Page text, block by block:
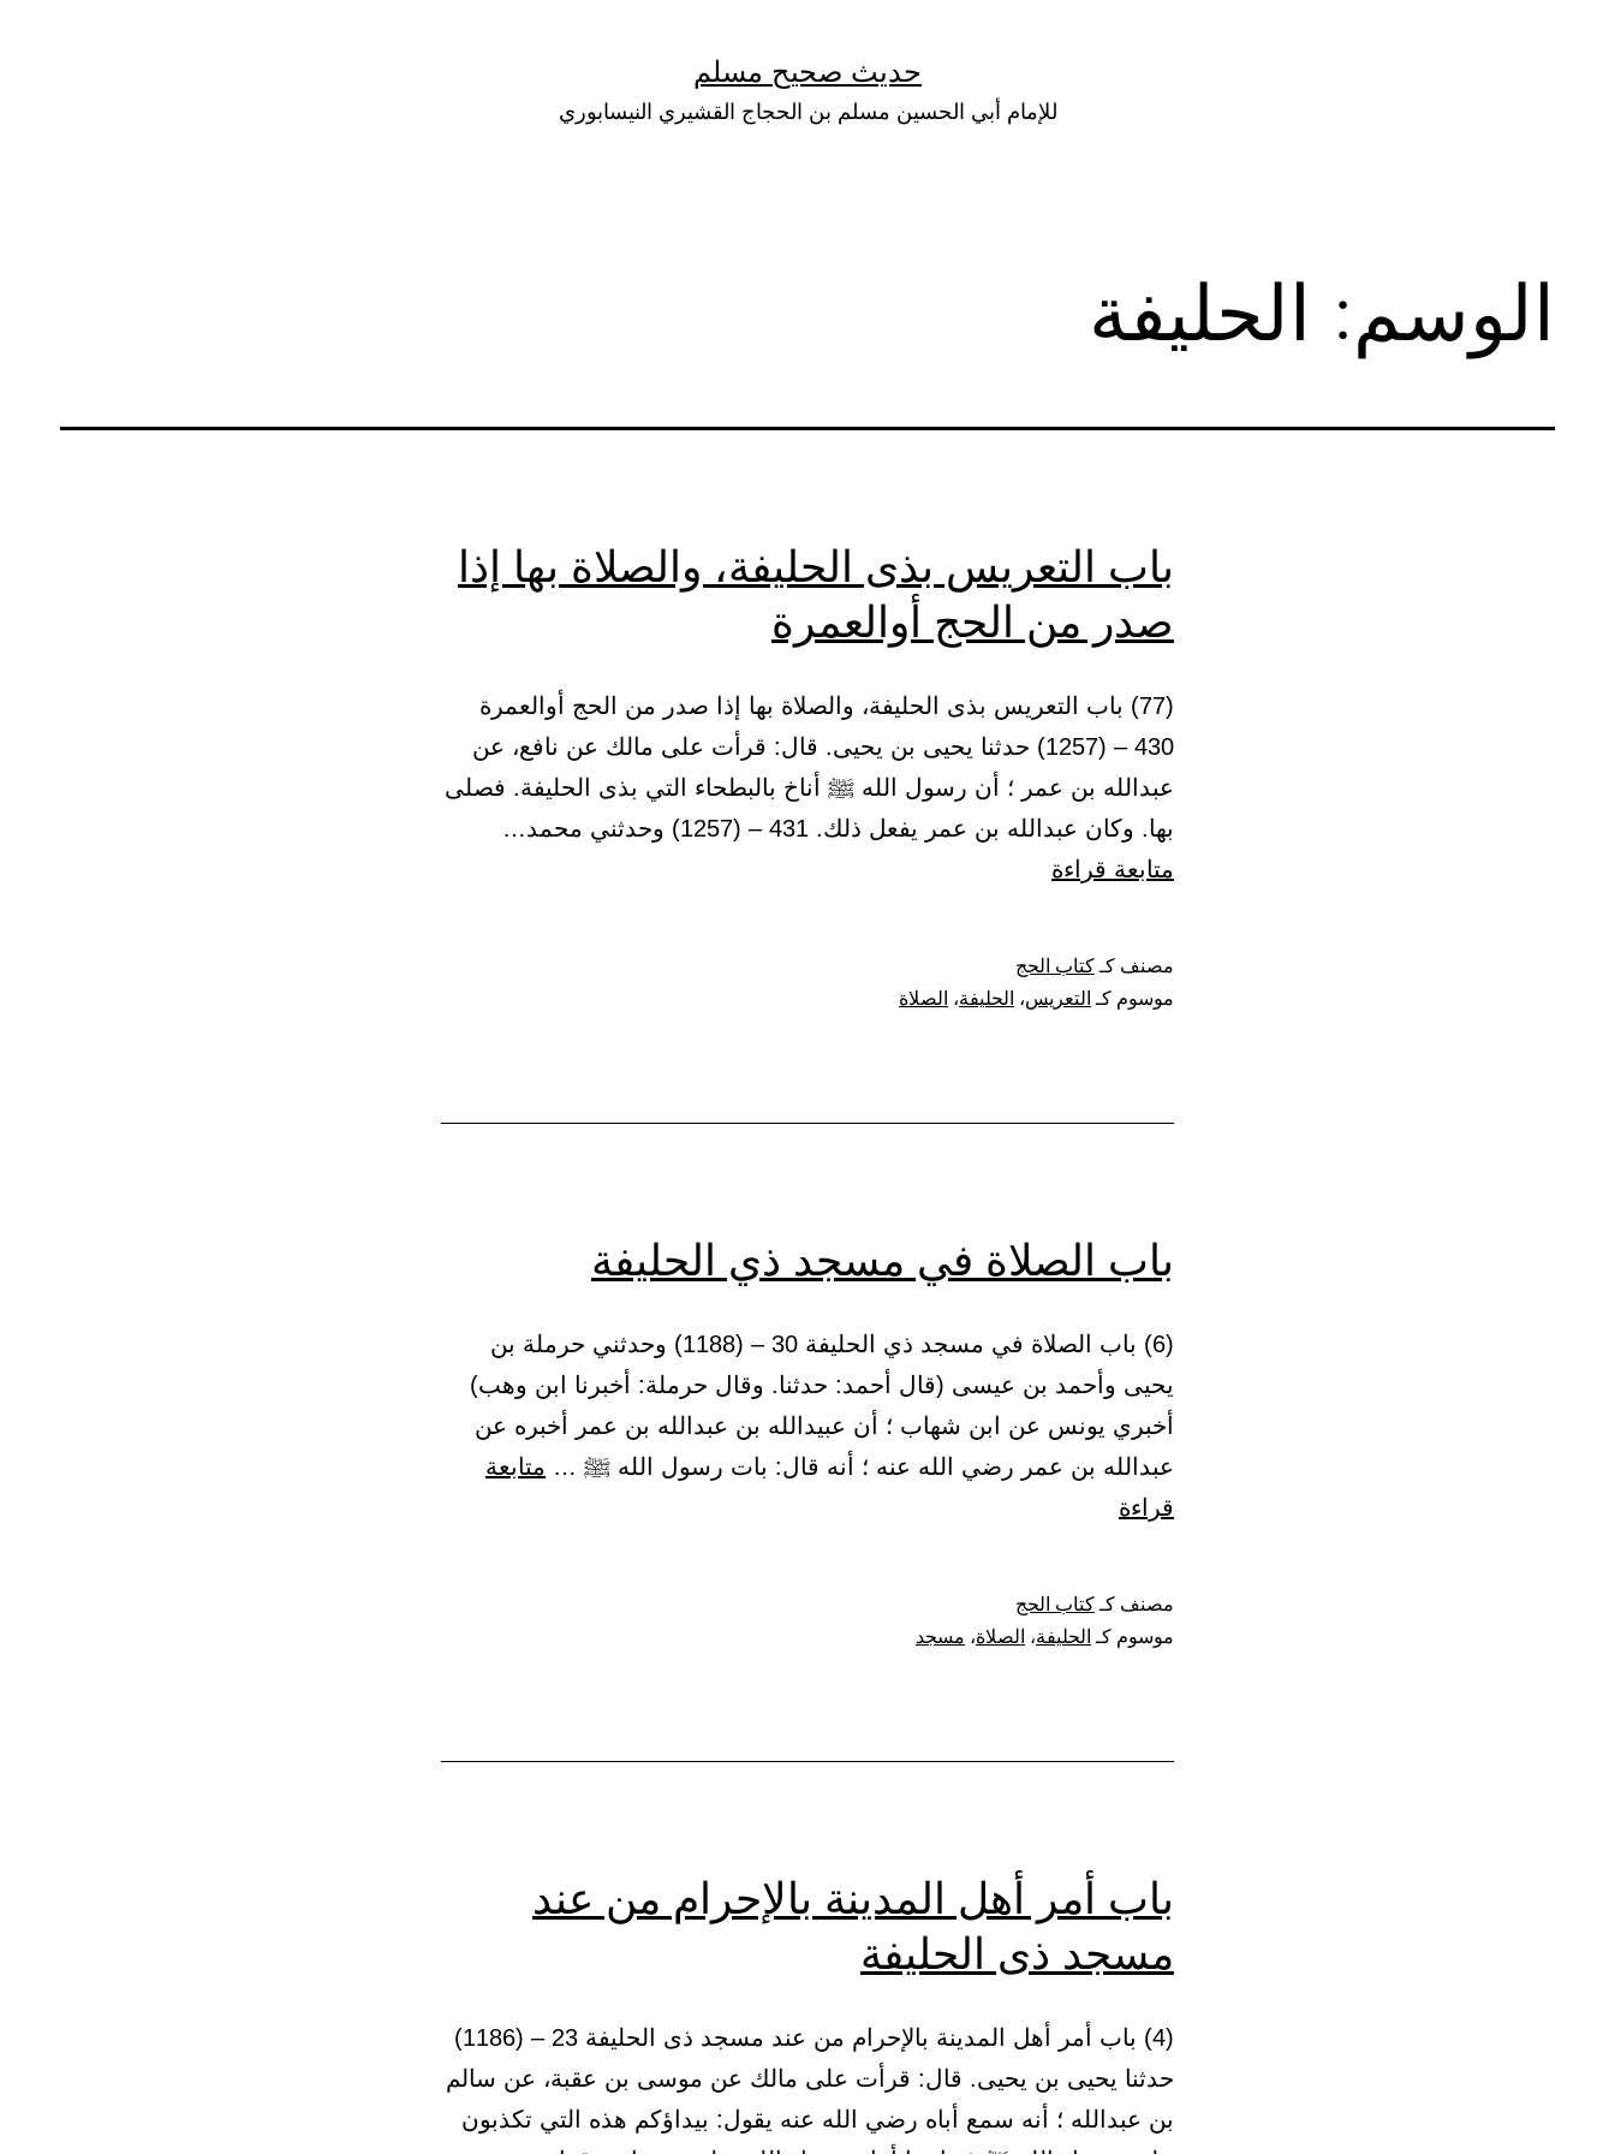
حديث صحيح مسلم
للإمام أبي الحسين مسلم بن الحجاج القشيري النيسابوري
الوسم: الحليفة
باب التعريس بذى الحليفة، والصلاة بها إذا
صدر من الحج أوالعمرة
(77) باب التعريس بذى الحليفة، والصلاة بها إذا صدر من الحج أوالعمرة
430 – (1257) حدثنا يحيى بن يحيى. قال: قرأت على مالك عن نافع، عن
عبدالله بن عمر ؛ أن رسول الله ﷺ أناخ بالبطحاء التي بذى الحليفة. فصلى
بها. وكان عبدالله بن عمر يفعل ذلك. 431 – (1257) وحدثني محمد…
متابعة قراءة
الحليفة،
الحج
أوالعمرة
مصنف كـ كتاب الحج
موسوم كـ التعريس، الحليفة، الصلاة
باب الصلاة في مسجد ذي الحليفة
(6) باب الصلاة في مسجد ذي الحليفة 30 – (1188) وحدثني حرملة بن
يحيى وأحمد بن عيسى (قال أحمد: حدثنا. وقال حرملة: أخبرنا ابن وهب)
أخبري يونس عن ابن شهاب ؛ أن عبيدالله بن عبدالله بن عمر أخبره عن
عبدالله بن عمر رضي الله عنه ؛ أنه قال: بات رسول الله ﷺ … متابعة
قراءة
مسجد
مصنف كـ كتاب الحج
موسوم كـ الحليفة، الصلاة، مسجد
باب أمر أهل المدينة بالإحرام من عند
مسجد ذى الحليفة
(4) باب أمر أهل المدينة بالإحرام من عند مسجد ذى الحليفة 23 – (1186)
حدثنا يحيى بن يحيى. قال: قرأت على مالك عن موسى بن عقبة، عن سالم
بن عبدالله ؛ أنه سمع أباه رضي الله عنه يقول: بيداؤكم هذه التي تكذبون